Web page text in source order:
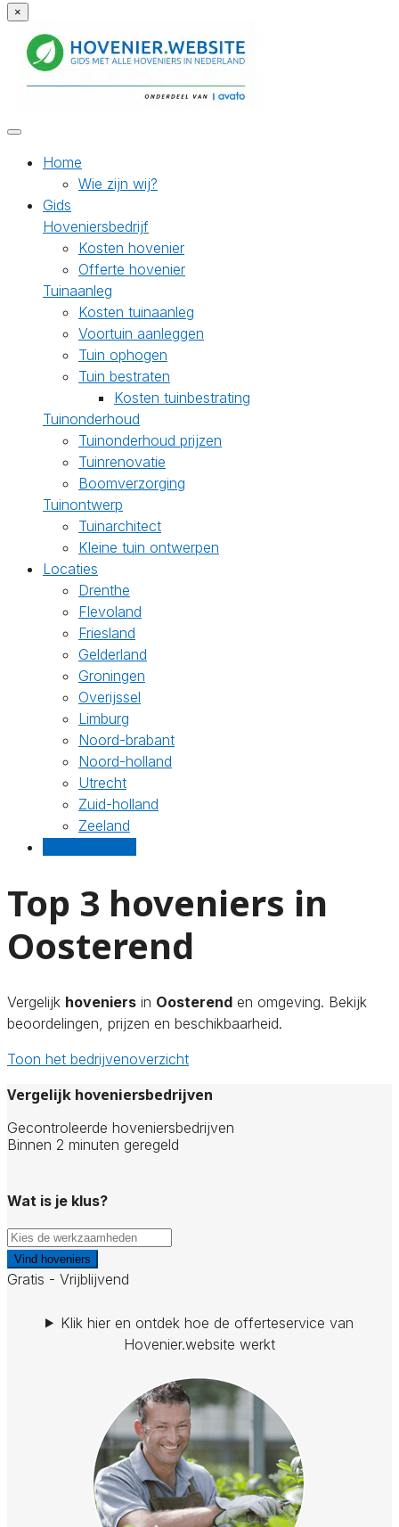
×
Home
Wie zijn wij?
Gids
Hoveniersbedrijf
Kosten hovenier
Offerte hovenier
Tuinaanleg
Kosten tuinaanleg
Voortuin aanleggen
Tuin ophogen
Tuin bestraten
Kosten tuinbestrating
Tuinonderhoud
Tuinonderhoud prijzen
Tuinrenovatie
Boomverzorging
Tuinontwerp
Tuinarchitect
Kleine tuin ontwerpen
Locaties
Drenthe
Flevoland
Friesland
Gelderland
Groningen
Overijssel
Limburg
Noord-brabant
Noord-holland
Utrecht
Zuid-holland
Zeeland
Top 3 hoveniers in
Oosterend
Vergelijk hoveniers in Oosterend en omgeving. Bekijk
beoordelingen, prijzen en beschikbaarheid.
Toon het bedrijvenoverzicht
Vergelijk hoveniersbedrijven
Gecontroleerde hoveniersbedrijven
Binnen 2 minuten geregeld
Wat is je klus?
Vind hoveniers
Gratis - Vrijblijvend
Klik hier en ontdek hoe de offerteservice van
Hovenier.website werkt